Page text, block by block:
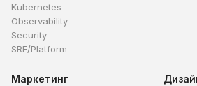
Kubernetes
Observability
Security
SRE/Platform
Маркетинг